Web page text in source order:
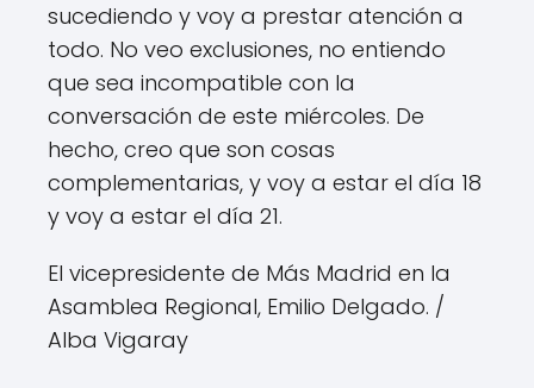
sucediendo y voy a prestar atención a
todo. No veo exclusiones, no entiendo
que sea incompatible con la
conversación de este miércoles. De
hecho, creo que son cosas
complementarias, y voy a estar el día 18
y voy a estar el día 21.
El vicepresidente de Más Madrid en la
Asamblea Regional, Emilio Delgado. /
Alba Vigaray